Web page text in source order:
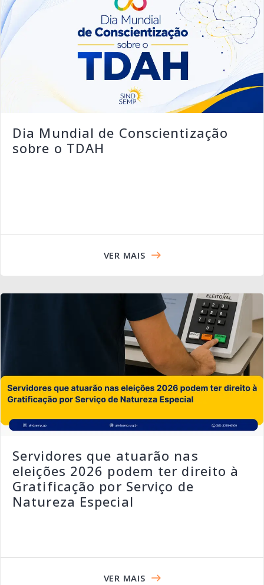
Dia Mundial de Conscientização
sobre o TDAH
VER MAIS
Servidores que atuarão nas
eleições 2026 podem ter direito à
Gratificação por Serviço de
Natureza Especial
VER MAIS